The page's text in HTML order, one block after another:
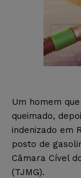
Um homem
queimado,
indenizado em
posto de
Câmara Cível
(TJMG).